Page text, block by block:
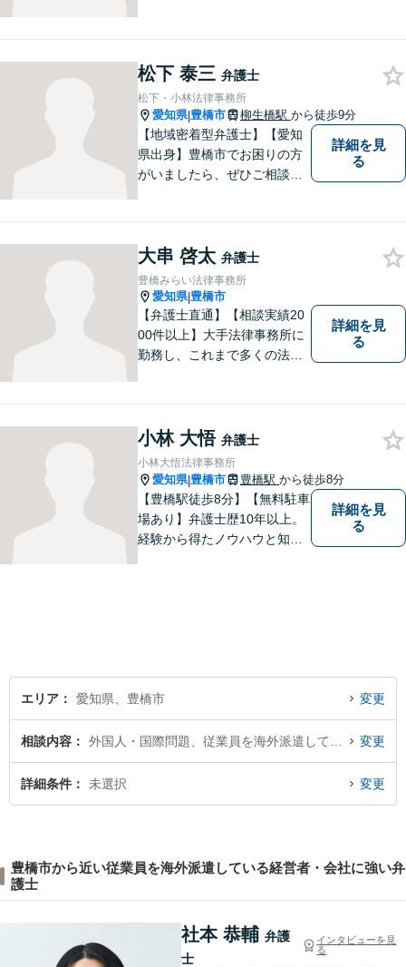
きます。まずはお気軽にご相
談ください。
松下 泰三 弁護士
松下・小林法律事務所
愛知県|豊橋市 柳生橋駅 から徒歩9分
【地域密着型弁護士】【愛知
県出身】豊橋市でお困りの方
がいましたら、ぜひご相談く
詳細を見
る
大串 啓太 弁護士
豊橋みらい法律事務所
愛知県|豊橋市
【弁護士直通】【相談実績20
00件以上】大手法律事務所に
勤務し、これまで多くの法律
軽にお電話ください。
詳細を見
る
小林 大悟 弁護士
小林大悟法律事務所
愛知県|豊橋市 豊橋駅 から徒歩8分
【豊橋駅徒歩8分】【無料駐車
場あり】弁護士歴10年以上。
経験から得たノウハウと知見
さい。
詳細を見
る
エリア 愛知県、豊橋市 変更
相談内容 変更
詳細条件 未選択 変更
豊橋市から近い従業員を海外派遣している経営者・会社に強い弁
護士
社本 恭輔 弁護
士
インタビューを見
る